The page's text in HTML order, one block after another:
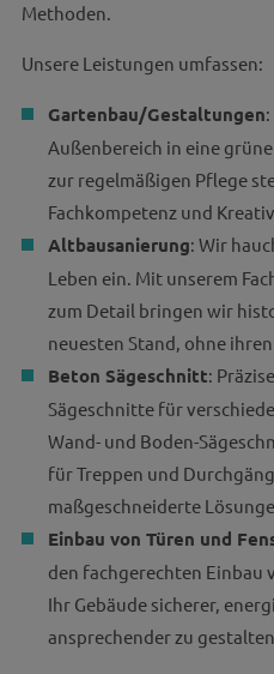
Methoden.
Unsere Leistungen umfassen:
Gartenbau/Gestaltungen
Außenbereich in eine
zur regelmäßigen Pflege
Fachkompetenz und
Altbausanierung: Wir
Leben ein. Mit unserem
zum Detail bringen wir
neuesten Stand, ohne
Beton Sägeschnitt:
Sägeschnitte für
Wand- und Boden-
für Treppen und
maßgeschneiderte
Einbau von Türen und
den fachgerechten Einbau
Ihr Gebäude sicherer,
ansprechender zu